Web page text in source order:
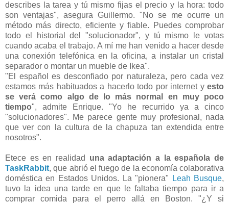
describes la tarea y tú mismo fijas el precio y la hora: todo
son ventajas", asegura Guillermo. "No se me ocurre un
método más directo, eficiente y fiable. Puedes comprobar
todo el historial del "solucionador", y tú mismo le votas
cuando acaba el trabajo. A mí me han venido a hacer desde
una conexión telefónica en la oficina, a instalar un cristal
separador o montar un mueble de Ikea".
"El español es desconfiado por naturaleza, pero cada vez
estamos más habituados a hacerlo todo por internet y esto
se verá como algo de lo más normal en muy poco
tiempo", admite Enrique. "Yo he recurrido ya a cinco
"solucionadores". Me parece gente muy profesional, nada
que ver con la cultura de la chapuza tan extendida entre
nosotros".
Etece es en realidad una adaptación a la española de
TaskRabbit, que abrió el fuego de la economía colaborativa
doméstica en Estados Unidos. La "pionera"
Leah Busque,
tuvo la idea una tarde en que le faltaba tiempo para ir a
comprar comida para el perro allá en Boston. "¿Y si